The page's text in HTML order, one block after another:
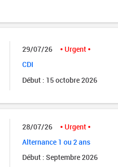
29/07/26
Urgent
CDI
Début : 15 octobre 2026
28/07/26
Urgent
Alternance 1 ou 2 ans
Début : Septembre 2026